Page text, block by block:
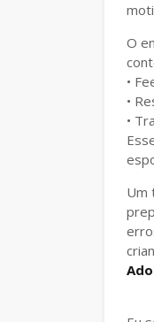
O
•
•
•
Um